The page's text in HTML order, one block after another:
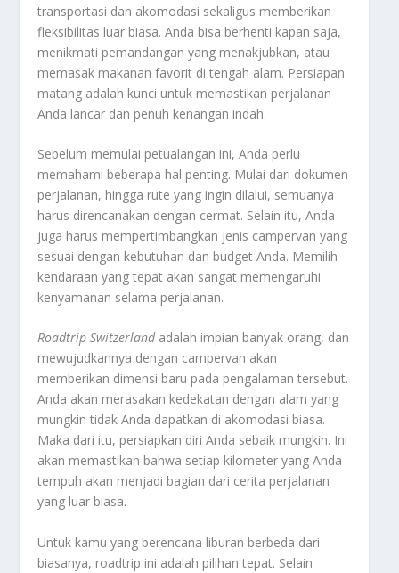
transportasi dan akomodasi sekaligus memberikan
fleksibilitas luar biasa. Anda bisa berhenti kapan saja,
menikmati pemandangan yang menakjubkan, atau
memasak makanan favorit di tengah alam. Persiapan
matang adalah kunci untuk memastikan perjalanan
Anda lancar dan penuh kenangan indah.
Sebelum memulai petualangan ini, Anda perlu
memahami beberapa hal penting. Mulai dari dokumen
perjalanan, hingga rute yang ingin dilalui, semuanya
harus direncanakan dengan cermat. Selain itu, Anda
juga harus mempertimbangkan jenis campervan yang
sesuai dengan kebutuhan dan budget Anda. Memilih
kendaraan yang tepat akan sangat memengaruhi
kenyamanan selama perjalanan.
Roadtrip Switzerlandadalah impian banyak orang, dan
mewujudkannya dengan campervan akan
memberikan dimensi baru pada pengalaman tersebut.
Anda akan merasakan kedekatan dengan alam yang
mungkin tidak Anda dapatkan di akomodasi biasa.
Maka dari itu, persiapkan diri Anda sebaik mungkin. Ini
akan memastikan bahwa setiap kilometer yang Anda
tempuh akan menjadi bagian dari cerita perjalanan
yang luar biasa.
Untuk kamu yang berencana liburan berbeda dari
biasanya, roadtrip ini adalah pilihan tepat. Selain